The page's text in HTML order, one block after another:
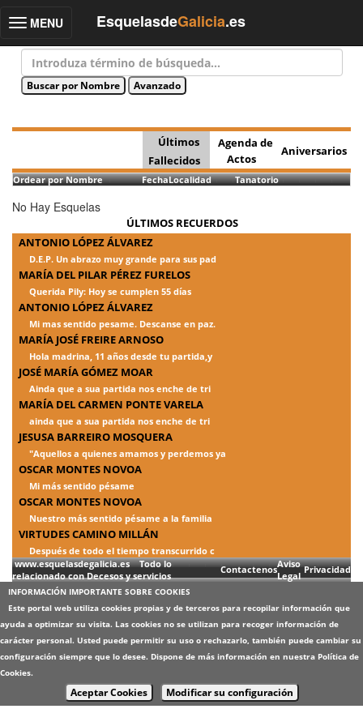
Toggle
MENU EsquelasdeGalicia.es
Últimos
Fallecidos
Agenda de
Actos
Aniversarios
Ordear por Nombre FechaLocalidad Tanatorio
No Hay Esquelas
ÚLTIMOS RECUERDOS
ANTONIO LÓPEZ ÁLVAREZ
D.E.P. Un abrazo muy grande para sus pad
MARÍA DEL PILAR PÉREZ FURELOS
Querida Pily: Hoy se cumplen 55 días
ANTONIO LÓPEZ ÁLVAREZ
Mi mas sentido pesame. Descanse en paz.
MARÍA JOSÉ FREIRE ARNOSO
Hola madrina, 11 años desde tu partida,y
JOSÉ MARÍA GÓMEZ MOAR
Ainda que a sua partida nos enche de tri
MARÍA DEL CARMEN PONTE VARELA
ainda que a sua partida nos enche de tri
JESUSA BARREIRO MOSQUERA
"Aquellos a quienes amamos y perdemos ya
OSCAR MONTES NOVOA
Mi más sentido pésame
OSCAR MONTES NOVOA
Nuestro más sentido pésame a la familia
VIRTUDES CAMINO MILLÁN
Después de todo el tiempo transcurrido c
www.esquelasdegalicia.es Todo lo
relacionado con Decesos y servicios
ContactenosAviso
Legal
Privacidad
INFORMACIÓN IMPORTANTE SOBRE COOKIES
Este portal web utiliza cookies propias y de terceros para recopilar información que
ayuda a optimizar su visita. Las cookies no se utilizan para recoger información de
carácter personal. Usted puede permitir su uso o rechazarlo, también puede cambiar su
configuración siempre que lo desee. Dispone de más información en nuestra Política de
Cookies.